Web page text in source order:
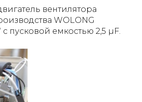
вентилятора
WOLONG
пусковой емкостью 2,5 µF.